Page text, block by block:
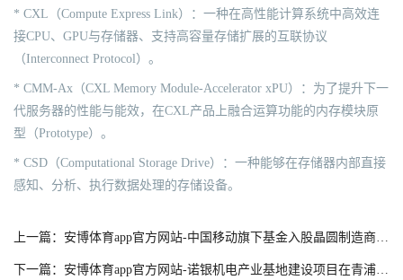
* CXL（Compute Express Link）：一种在高性能计算系统中高效连
接CPU、GPU与存储器、支持高容量存储扩展的互联协议
（Interconnect Protocol）。
* CMM-Ax（CXL Memory Module-Accelerator xPU）：为了提升下一
代服务器的性能与能效，在CXL产品上融合运算功能的内存模块原
型（Prototype）。
* CSD（Computational Storage Drive）：一种能够在存储器内部直接
感知、分析、执行数据处理的存储设备。
上一篇：安博体育app官方网站-中国移动旗下基金入股晶圆制造商华鑫微
下一篇：安博体育app官方网站-诺银机电产业基地建设项目在青浦综合保税区正式开工